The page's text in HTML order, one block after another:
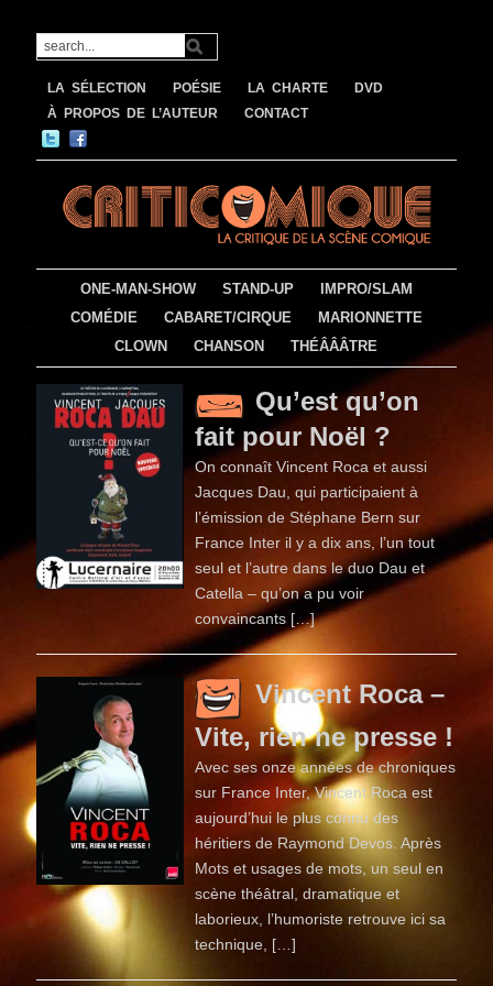
LA SÉLECTION POÉSIE LA CHARTE
DVD
À PROPOS DE L’AUTEUR
CONTACT
ONE-MAN-SHOW STAND-UP
IMPRO/SLAM
COMÉDIE
CABARET/CIRQUE
MARIONNETTE
CLOWN
CHANSON THÉÂÂÂTRE
Qu’est qu’on
fait pour Noël ?
On connaît Vincent Roca et aussi
Jacques Dau, qui participaient à
l’émission de Stéphane Bern sur
France Inter il y a dix ans, l’un tout
seul et l’autre dans le duo Dau et
Catella – qu’on a pu voir
convaincants […]
Vincent Roca –
Vite, rien ne presse !
Avec ses onze années de chroniques
sur France Inter, Vincent Roca est
aujourd’hui le plus connu des
héritiers de Raymond Devos. Après
Mots et usages de mots, un seul en
scène théâtral, dramatique et
laborieux, l’humoriste retrouve ici sa
technique, […]